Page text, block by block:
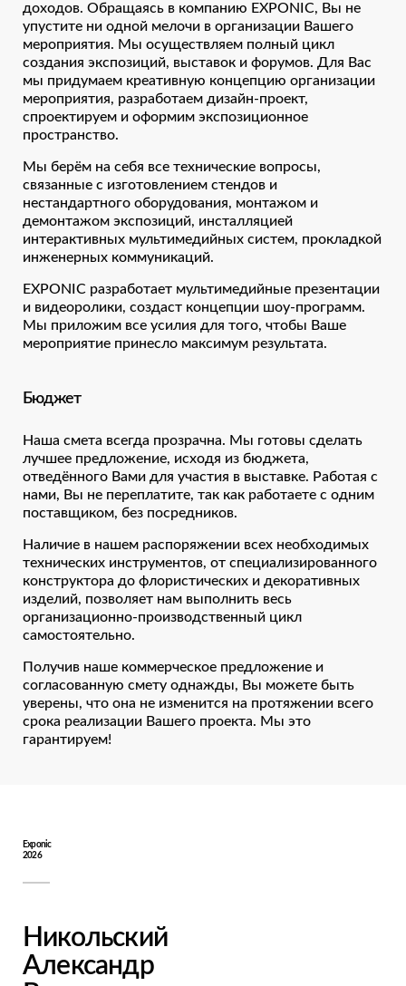
доходов. Обращаясь в компанию EXPONIC, Вы не
упустите ни одной мелочи в организации Вашего
мероприятия. Мы осуществляем полный цикл
создания экспозиций, выставок и форумов. Для Вас
мы придумаем креативную концепцию организации
мероприятия, разработаем дизайн-проект,
спроектируем и оформим экспозиционное
пространство.
Мы берём на себя все технические вопросы,
связанные с изготовлением стендов и
нестандартного оборудования, монтажом и
демонтажом экспозиций, инсталляцией
интерактивных мультимедийных систем, прокладкой
инженерных коммуникаций.
EXPONIC разработает мультимедийные презентации
и видеоролики, создаст концепции шоу-программ.
Мы приложим все усилия для того, чтобы Ваше
мероприятие принесло максимум результата.
Бюджет
Наша смета всегда прозрачна. Мы готовы сделать
лучшее предложение, исходя из бюджета,
отведённого Вами для участия в выставке. Работая с
нами, Вы не переплатите, так как работаете с одним
поставщиком, без посредников.
Наличие в нашем распоряжении всех необходимых
технических инструментов, от специализированного
конструктора до флористических и декоративных
изделий, позволяет нам выполнить весь
организационно-производственный цикл
самостоятельно.
Получив наше коммерческое предложение и
согласованную смету однажды, Вы можете быть
уверены, что она не изменится на протяжении всего
срока реализации Вашего проекта. Мы это
гарантируем!
Exponic
2026
Никольский
Александр